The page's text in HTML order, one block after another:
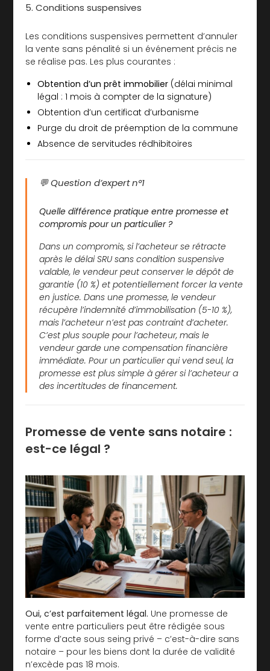
5. Conditions suspensives
Les conditions suspensives permettent d’annuler
la vente sans pénalité si un événement précis ne
se réalise pas. Les plus courantes :
Obtention d’un prêt immobilier (délai minimal
légal : 1 mois à compter de la signature)
Obtention d’un certificat d’urbanisme
Purge du droit de préemption de la commune
Absence de servitudes rédhibitoires
💬 Question d’expert n°1
Quelle différence pratique entre promesse et
compromis pour un particulier ?
Dans un compromis, si l’acheteur se rétracte
après le délai SRU sans condition suspensive
valable, le vendeur peut conserver le dépôt de
garantie (10 %)et potentiellement forcer la vente
en justice. Dans une promesse, le vendeur
récupère l’indemnité d’immobilisation (5-10 %),
mais l’acheteur n’est pas contraint d’acheter.
C’est plus souple pour l’acheteur, mais le
vendeur garde une compensation financière
immédiate. Pour un particulier qui vend seul, la
promesse est plus simple à gérer si l’acheteur a
des incertitudes de financement.
Promesse de vente sans notaire :
est-ce légal ?
Oui, c’est parfaitement légal. Une promesse de
vente entre particuliers peut être rédigée sous
forme d’acte sous seing privé – c’est-à-dire sans
notaire – pour les biens dont la durée de validité
n’excède pas 18 mois.